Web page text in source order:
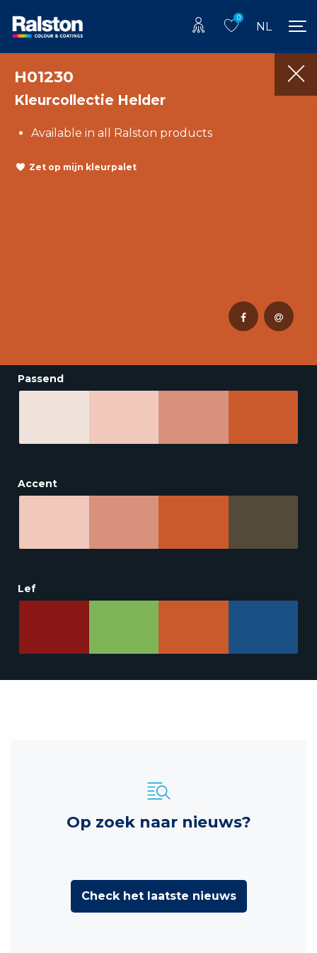
0
NL
H01230
Kleurcollectie Helder
Available in all Ralston products
Zet op mijn kleurpalet
Passend
Accent
Lef
Op zoek naar nieuws?
Check het laatste nieuws